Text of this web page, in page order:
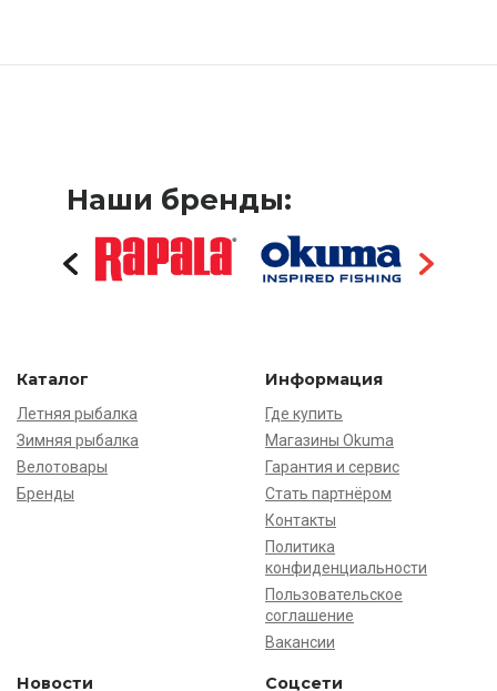
Наши бренды:
Каталог
Летняя рыбалка
Зимняя рыбалка
Велотовары
Бренды
Информация
Где купить
Магазины Okuma
Гарантия и сервис
Стать партнёром
Контакты
Политика
конфиденциальности
Пользовательское
соглашение
Вакансии
Новости Соцсети